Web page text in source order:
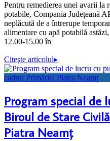
Pentru remedierea unei avarii la
potabile, Compania Județeană
neplăcută de a întrerupe
alimentare cu apă potabilă
12.00-15.00 în
Citeşte articolul▸
Program special de
Biroul de Stare
Piatra Neamț